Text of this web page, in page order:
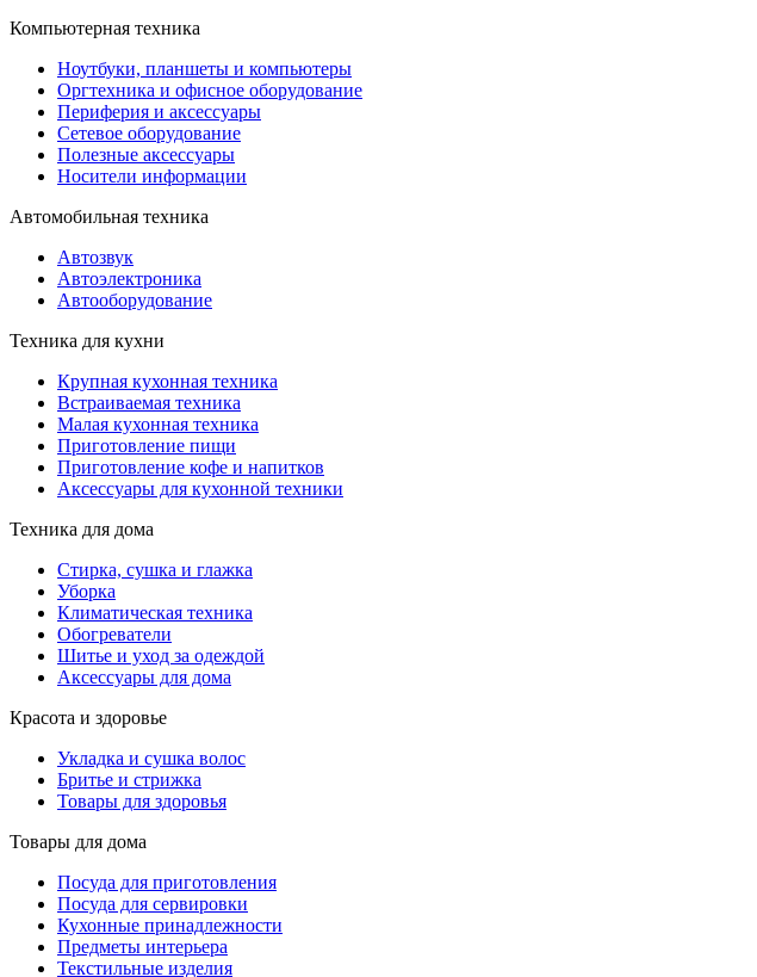
Компьютерная техника
Ноутбуки, планшеты и компьютеры
Оргтехника и офисное оборудование
Периферия и аксессуары
Cетевое оборудование
Полезные аксессуары
Носители информации
Автомобильная техника
Автозвук
Автоэлектроника
Автооборудование
Техника для кухни
Крупная кухонная техника
Встраиваемая техника
Малая кухонная техника
Приготовление пищи
Приготовление кофе и напитков
Аксессуары для кухонной техники
Техника для дома
Стирка, сушка и глажка
Уборка
Климатическая техника
Обогреватели
Шитье и уход за одеждой
Аксессуары для дома
Красота и здоровье
Укладка и сушка волос
Бритье и стрижка
Товары для здоровья
Товары для дома
Посуда для приготовления
Посуда для сервировки
Кухонные принадлежности
Предметы интерьера
Текстильные изделия